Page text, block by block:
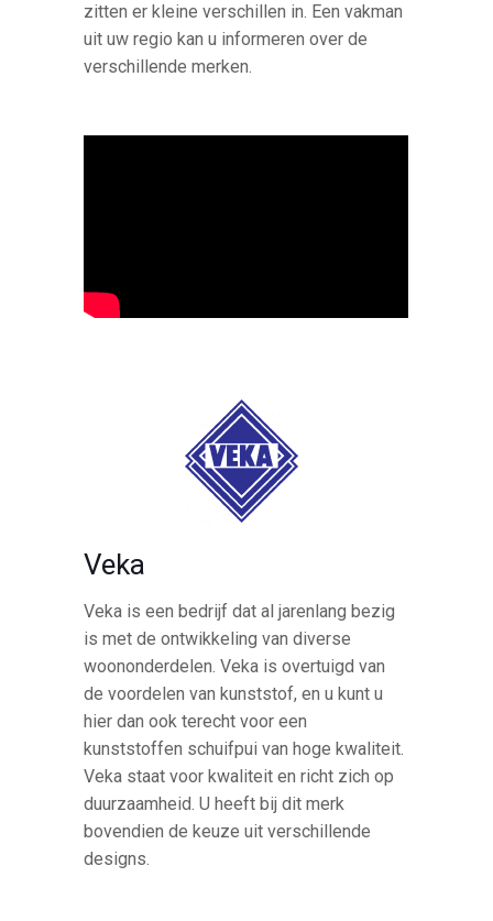
zitten er kleine verschillen in. Een vakman
uit uw regio kan u informeren over de
verschillende merken.
Veka
Veka is een bedrijf dat al jarenlang bezig
is met de ontwikkeling van diverse
woononderdelen. Veka is overtuigd van
de voordelen van kunststof, en u kunt u
hier dan ook terecht voor een
kunststoffen schuifpui van hoge kwaliteit.
Veka staat voor kwaliteit en richt zich op
duurzaamheid. U heeft bij dit merk
bovendien de keuze uit verschillende
designs.